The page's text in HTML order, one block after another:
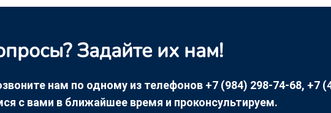
Задайте их нам!
нам по одному из телефонов +7 (984) 298-74-68, +7
с вами в ближайшее время и проконсультируем.